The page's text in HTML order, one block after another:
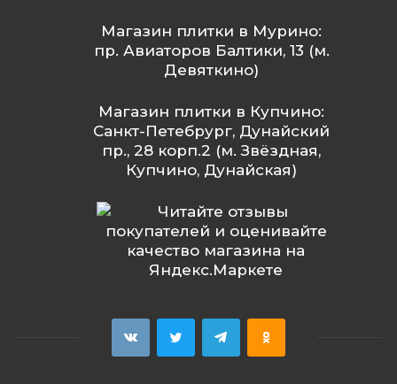
Магазин плитки в Мурино:
пр. Авиаторов Балтики, 13 (м.
Девяткино)
Магазин плитки в Купчино:
Санкт-Петебрург, Дунайский
пр., 28 корп.2 (м. Звёздная,
Купчино, Дунайская)